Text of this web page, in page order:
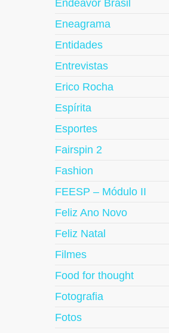
Endeavor Brasil
Eneagrama
Entidades
Entrevistas
Erico Rocha
Espírita
Esportes
Fairspin 2
Fashion
FEESP – Módulo II
Feliz Ano Novo
Feliz Natal
Filmes
Food for thought
Fotografia
Fotos